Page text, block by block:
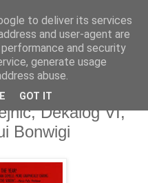
filmů
a její milenec,
Dekalog VI,
Bonwigi
to deliver its services
and user-agent are
and security
generate usage
abuse.
GOT IT